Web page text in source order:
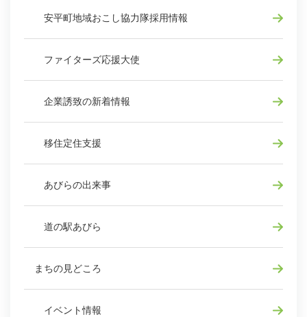
安平町地域おこし協力隊採用情報
ファイターズ応援大使
企業誘致の新着情報
移住定住支援
あびらの出来事
道の駅あびら
まちの見どころ
イベント情報